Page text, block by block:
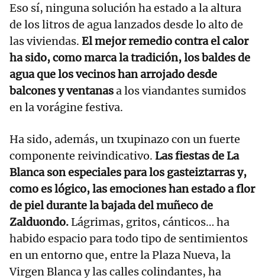
Eso sí, ninguna solución ha estado a la altura
de los litros de agua lanzados desde lo alto de
las viviendas. El mejor remedio contra el calor
ha sido, como marca la tradición, los baldes de
agua que los vecinos han arrojado desde
balcones y ventanasa los viandantes sumidos
en la vorágine festiva.
Ha sido, además, un txupinazo con un fuerte
componente reivindicativo. Las fiestas de La
Blanca son especiales para los gasteiztarras y,
como es lógico, las emociones han estado a flor
de piel durante la bajada del muñeco de
Zalduondo.Lágrimas, gritos, cánticos… ha
habido espacio para todo tipo de sentimientos
en un entorno que, entre la Plaza Nueva, la
Virgen Blanca y las calles colindantes, ha